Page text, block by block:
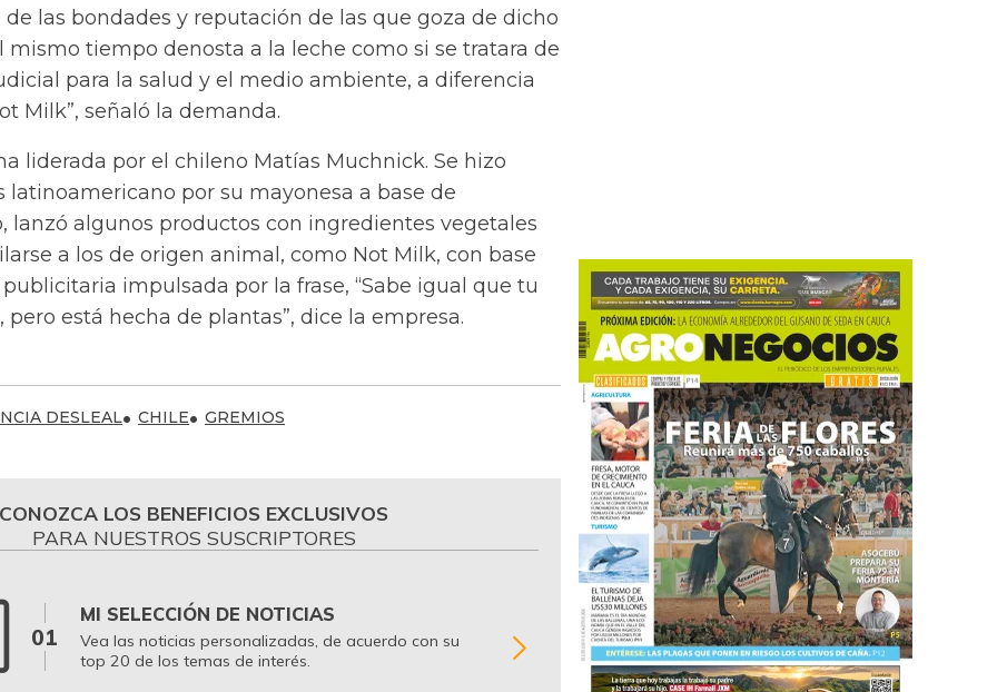
las bondades y reputación de las que goza de dicho
mismo tiempo denosta a la leche como si se tratara de
para la salud y el medio ambiente, a diferencia
Milk”, señaló la demanda.
liderada por el chileno Matías Muchnick. Se hizo
latinoamericano por su mayonesa a base de
lanzó algunos productos con ingredientes vegetales
a los de origen animal, como Not Milk, con base
impulsada por la frase, “Sabe igual que tu
pero está hecha de plantas”, dice la empresa.
DESLEAL CHILE GREMIOS
CONOZCA LOS BENEFICIOS EXCLUSIVOS
PARA NUESTROS SUSCRIPTORES
01
MI SELECCIÓN DE NOTICIAS
Vea las noticias personalizadas, de acuerdo con su
top 20 de los temas de interés.
02
BITÁCORA EMPRESARIAL 10.000 LR
Recopilación clasificada por sectores
regiones del comportamiento general y
de las 10.000 primeras empresas en ventas
Colombia.